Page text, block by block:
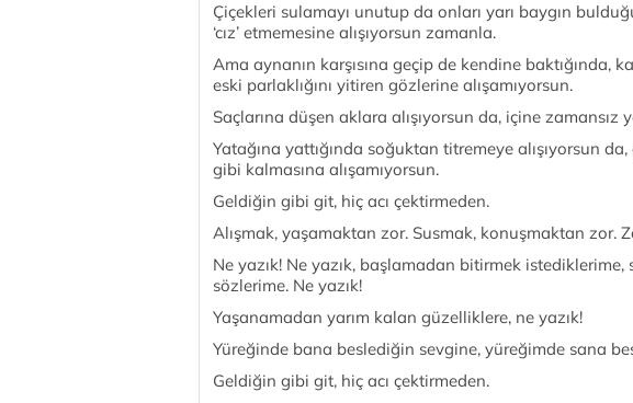
Çiçekleri sulamayı unutup da onları yarı baygın
‘cız’ etmemesine alışıyorsun zamanla.
Ama aynanın karşısına geçip de kendine baktığında,
eski parlaklığını yitiren gözlerine alışamıyorsun.
Saçlarına düşen aklara alışıyorsun da, içine zamansız
Yatağına yattığında soğuktan titremeye alışıyorsun
gibi kalmasına alışamıyorsun.
Geldiğin gibi git, hiç acı çektirmeden.
Alışmak, yaşamaktan zor. Susmak, konuşmaktan zor.
Ne yazık! Ne yazık, başlamadan bitirmek istediklerime,
sözlerime. Ne yazık!
Yaşanamadan yarım kalan güzelliklere, ne yazık!
Yüreğinde bana beslediğin sevgine, yüreğimde sana
Geldiğin gibi git, hiç acı çektirmeden.